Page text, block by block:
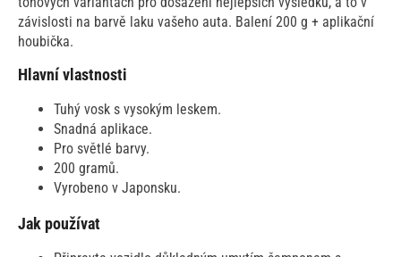
závislosti na barvě laku vašeho auta. Balení 200 g + aplikační
houbička.
Hlavní vlastnosti
Tuhý vosk s vysokým leskem.
Snadná aplikace.
Pro světlé barvy.
200 gramů.
Vyrobeno v Japonsku.
Jak používat